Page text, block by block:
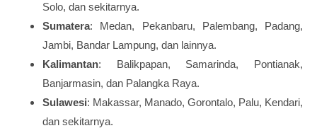
Solo, dan sekitarnya.
Sumatera: Medan, Pekanbaru, Palembang, Padang,
Jambi, Bandar Lampung, dan lainnya.
Kalimantan: Balikpapan, Samarinda, Pontianak,
Banjarmasin, dan Palangka Raya.
Sulawesi: Makassar, Manado, Gorontalo, Palu, Kendari,
dan sekitarnya.